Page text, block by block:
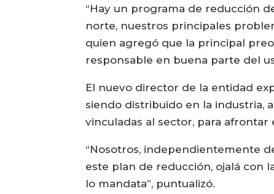
“Hay un programa de reducción
norte, nuestros principales
quien agregó que la principal
responsable en buena parte del
El nuevo director de la entidad
siendo distribuido en la industria,
vinculadas al sector, para afrontar
“Nosotros, independientemente
este plan de reducción, ojalá con
lo mandata”, puntualizó.